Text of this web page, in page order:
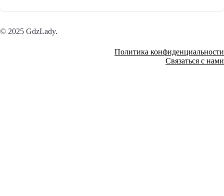
© 2025 GdzLady.
Политика конфиденциальности
Связаться с нами